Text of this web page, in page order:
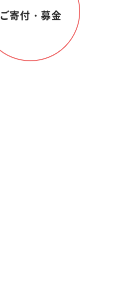
ご寄付・募金